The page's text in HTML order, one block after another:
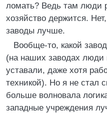
ломать? Ведь там люди
хозяйство держится.
заводы лучше.
Вообще-то, какой
(на наших заводах
уставали, даже хотя
техникой). Но я не стал
больше волновала
западные учреждения